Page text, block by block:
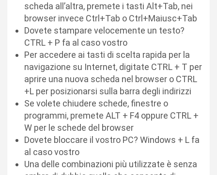
scheda all’altra, premete i tasti Alt+Tab, nei
browser invece Ctrl+Tab o Ctrl+Maiusc+Tab
Dovete stampare velocemente un testo?
CTRL + P fa al caso vostro
Per accedere ai tasti di scelta rapida per la
navigazione su Internet, digitate CTRL + T per
aprire una nuova scheda nel browser o CTRL
+L per posizionarsi sulla barra degli indirizzi
Se volete chiudere schede, finestre o
programmi, premete ALT + F4 oppure CTRL +
W per le schede del browser
Dovete bloccare il vostro PC? Windows + L fa
al caso vostro
Una delle combinazioni più utilizzate è senza